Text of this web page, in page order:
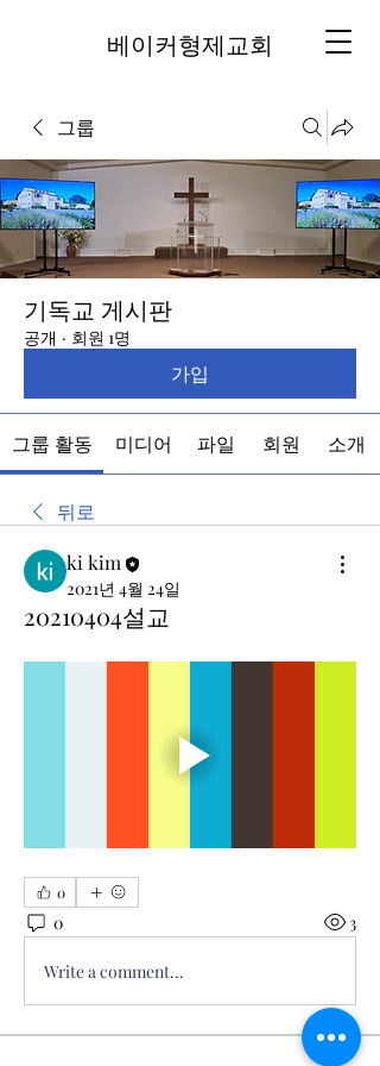
베이커형제교회
그룹
기독교 게시판
공개 · 회원 1명
가입
그룹 활동 미디어 파일 회원 소개
뒤로
ki kim
2021년 4월 24일
20210404설교
0
0 3
Write a comment...